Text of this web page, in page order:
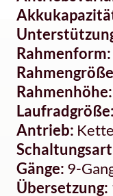
Rahmenform:
Rahmenhöhe:
Laufradgröße:
Antrieb: Kette
Gänge: 9-
Übersetzung: